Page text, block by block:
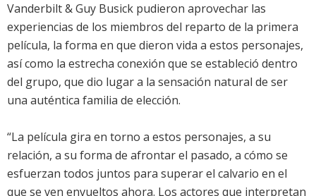
Vanderbilt & Guy Busick pudieron aprovechar las
experiencias de los miembros del reparto de la primera
película, la forma en que dieron vida a estos personajes,
así como la estrecha conexión que se estableció dentro
del grupo, que dio lugar a la sensación natural de ser
una auténtica familia de elección.
“La película gira en torno a estos personajes, a su
relación, a su forma de afrontar el pasado, a cómo se
esfuerzan todos juntos para superar el calvario en el
que se ven envueltos ahora. Los actores que interpretan